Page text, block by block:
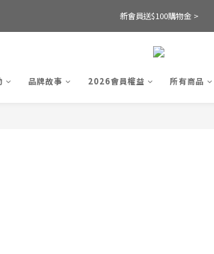
新會員送$100購物金 >
品牌故事 2026會員權益 所有商品